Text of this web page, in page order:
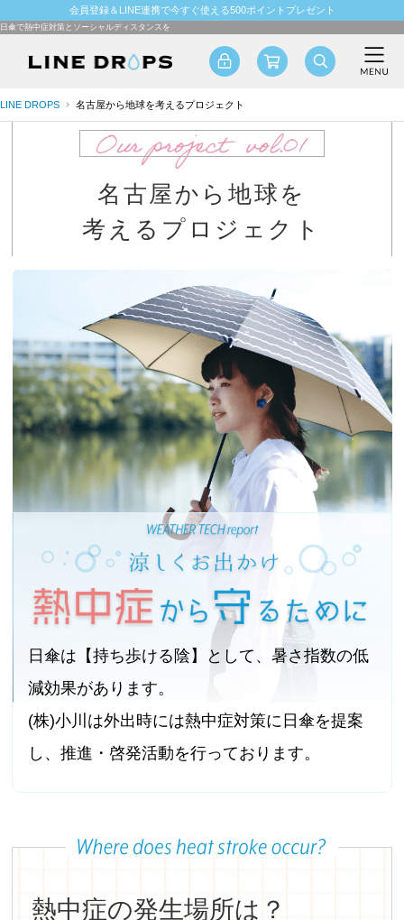
会員登録＆LINE連携で今すぐ使える500ポイントプレゼント
日傘で熱中症対策とソーシャルディスタンスを
LINE DROPS 名古屋から地球を考えるプロジェクト
名古屋から地球を
考えるプロジェクト
日傘は【持ち歩ける陰】として、暑さ指数の低
減効果があります。
(株)小川は外出時には熱中症対策に日傘を提案
し、推進・啓発活動を行っております。
熱中症の発生場所は？